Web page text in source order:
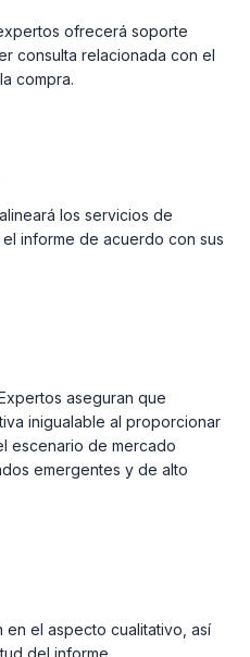
ofrecerá soporte
consulta relacionada con el
compra.
los servicios de
informe de acuerdo con sus
aseguran que
inigualable al proporcionar
escenario de mercado
emergentes y de alto
el aspecto cualitativo, así
del informe.